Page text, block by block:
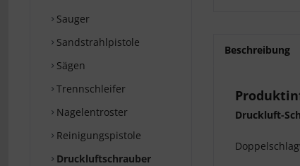
Sauger
Sandstrahlpistole
Sägen
Trennschleifer
Nagelentroster
Reinigungspistole
Druckluftschrauber
Beschreibung
Druckluft-